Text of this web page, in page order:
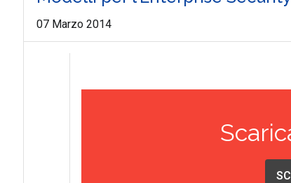
07 Marzo 2014